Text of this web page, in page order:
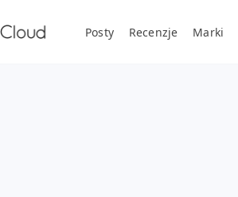
Posty Recenzje Marki